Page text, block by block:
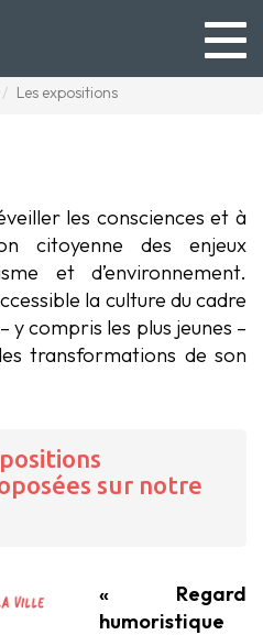
Les expositions
les consciences et à
citoyenne des enjeux
et d’environnement.
la culture du cadre
y compris les plus jeunes –
transformations de son
sur notre
« Regard
humoristique